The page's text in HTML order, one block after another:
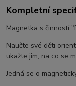
Kompletní
Magnetka s činností
Naučte své děti
ukažte jim, na co se
Jedná se o